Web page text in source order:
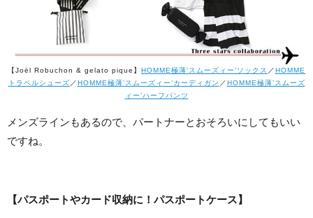
【Joël Robuchon & gelato pique】 HOMME極薄’スムーズィー’ソックス ／ HOMME
トラベルシューズ ／ HOMME極薄’スムーズィー’カーディガン ／ HOMME極薄’スムーズ
ィー’ハーフパンツ
メンズラインもあるので、パートナーとおそろいにしてもいい
ですね。
【パスポートやカード収納に！パスポートケース】